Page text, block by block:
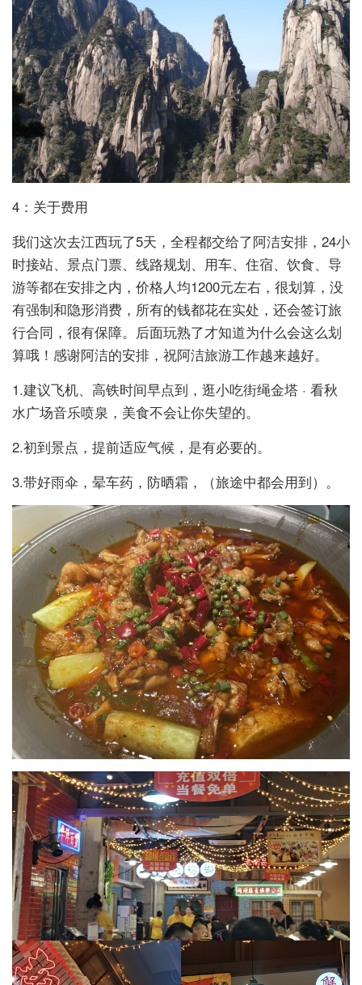
4：关于费用
我们这次去江西玩了5天，全程都交给了阿洁安排，24小
时接站、景点门票、线路规划、用车、住宿、饮食、导
游等都在安排之内，价格人均1200元左右，很划算，没
有强制和隐形消费，所有的钱都花在实处，还会签订旅
行合同，很有保障。后面玩熟了才知道为什么会这么划
算哦！感谢阿洁的安排，祝阿洁旅游工作越来越好。
1.建议飞机、高铁时间早点到，逛小吃街绳金塔 · 看秋
水广场音乐喷泉，美食不会让你失望的。
2.初到景点，提前适应气候，是有必要的。
3.带好雨伞，晕车药，防晒霜，（旅途中都会用到）。